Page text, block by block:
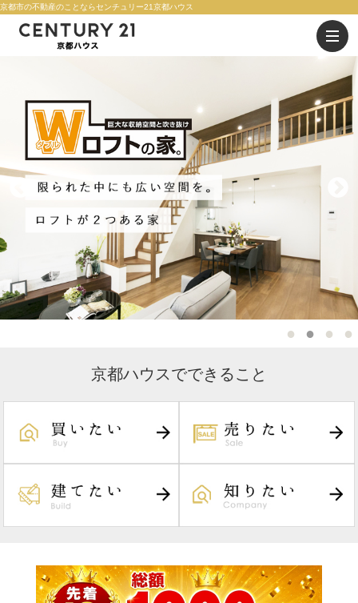
京都市の不動産のことならセンチュリー21京都ハウス
京都ハウスでできること